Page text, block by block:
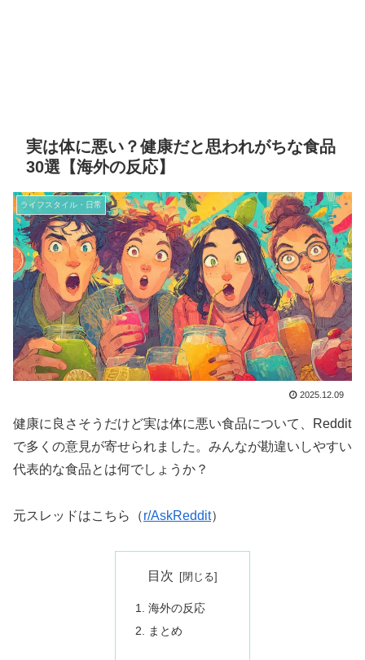
実は体に悪い？健康だと思われがちな食品
30選【海外の反応】
ライフスタイル・日常
2025.12.09
健康に良さそうだけど実は体に悪い食品について、Reddit
で多くの意見が寄せられました。みんなが勘違いしやすい
代表的な食品とは何でしょうか？
元スレッドはこちら（r/AskReddit）
目次
海外の反応
まとめ